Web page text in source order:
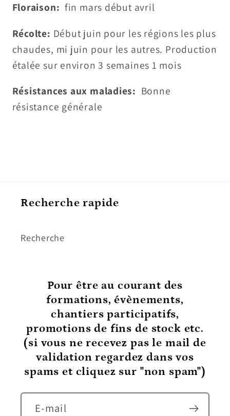
Floraison: fin mars début avril
Récolte: Début juin pour les régions les plus
chaudes, mi juin pour les autres. Production
étalée sur environ 3 semaines 1 mois
Résistances aux maladies: Bonne
résistance générale
Recherche rapide
Recherche
Pour être au courant des
formations, évènements,
chantiers participatifs,
promotions de fins de stock etc.
(si vous ne recevez pas le mail de
validation regardez dans vos
spams et cliquez sur "non spam")
E-mail